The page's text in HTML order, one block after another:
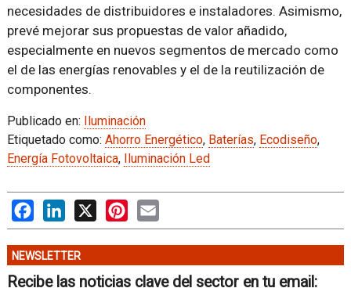
necesidades de distribuidores e instaladores. Asimismo,
prevé mejorar sus propuestas de valor añadido,
especialmente en nuevos segmentos de mercado como
el de las energías renovables y el de la reutilización de
componentes.
Publicado en: Iluminación
Etiquetado como: Ahorro Energético, Baterías, Ecodiseño,
Energía Fotovoltaica, Iluminación Led
FacebookLinkedIn
X PinterestEmail
NEWSLETTER
Recibe las noticias clave del sector en tu email: